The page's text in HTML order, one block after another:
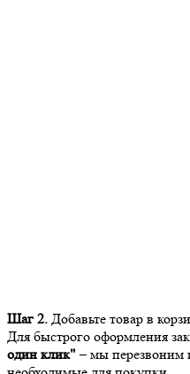
Шаг 2. Добавьте товар в
Для быстрого оформления
один клик" – мы перезвоним